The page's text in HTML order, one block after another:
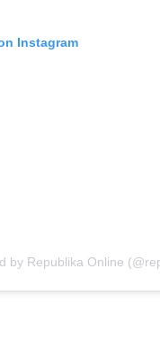
Instagram
by Republika Online